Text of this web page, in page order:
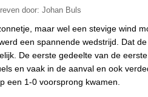
door: Johan Buls
maar wel een stevige wind
een spannende wedstrijd. Dat
De eerste gedeelte van de
en vaak in de aanval en ook
een 1-0 voorsprong kwamen.